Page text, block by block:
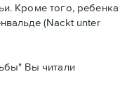
Кроме того, ребенка
(Nackt unter
Вы читали